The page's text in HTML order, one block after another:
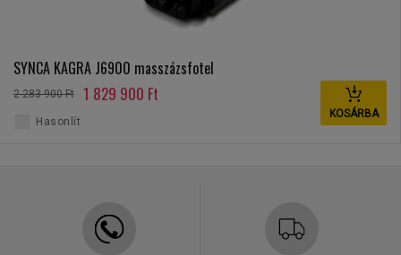
SYNCA KAGRA J6900 masszázsfotel
2 283 900 Ft 1 829 900 Ft
KOSÁRBA
Hasonlít